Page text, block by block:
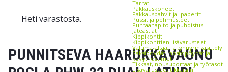
Tarrat
Pakkauskoneet
Pakkauspahvit ja -paperit
Pussit ja pehmusteet
Puhtaanapito ja puhdistus
Jäteastiat
Kippikontit
Kippikonttien lisävarusteet
Valuma-altaat ja tynnyrinkäsittely
Saksipöydät, nostopöydät ja
kevytnostimet
Tikkaat, nousuportaat ja työtasot
Lisävarusteet tikkaisiin
Heti varastosta.
PUNNITSEVA HAARUKKAVAUNU